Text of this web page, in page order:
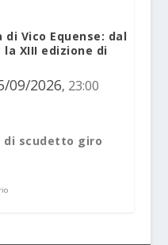
Vico Equense: dal
XIII edizione di
09/2026, 23:00
di scudetto giro